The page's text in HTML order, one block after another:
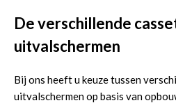
De verschillende
uitvalschermen
Bij ons heeft u keuze tussen
uitvalschermen op basis van